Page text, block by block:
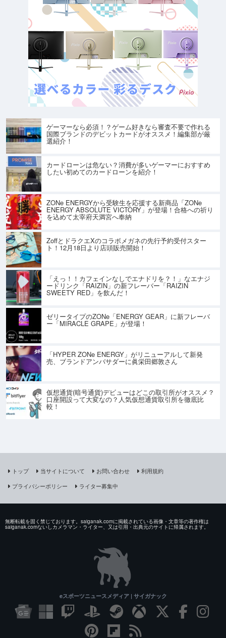
ゲーマーなら必須！？ゲーム好きなら審査不要で作れる
国際ブランドのデビットカードがオススメ！編集部が厳
選紹介！
カードローンは危ない？消費が多いゲーマーにおすすめ
したい初めてのカードローンを紹介！
ZONe ENERGYから受験生を応援する新商品「ZONe
ENERGY ABSOLUTE VICTORY」が登場！合格への祈り
を込めて太宰府天満宮へ奉納
ZoffとドラクエXのコラボメガネの先行予約受付スター
ト！12月18日より店頭販売開始！
「えっ！！カフェインなしでエナドリを？！」なエナジ
ードリンク「RAIZIN」の新フレーバー「RAIZIN
SWEETY RED」を飲んだ！
ゼリータイプのZONe「ENERGY GEAR」に新フレーバ
ー「MIRACLE GRAPE」が登場！
「HYPER ZONe ENERGY」がリニューアルして新発
売、ブランドアンバサダーに眞栄田郷敦さん
仮想通貨(暗号通貨)デビューはどこの取引所がオススメ？
口座開設って大変なの？人気仮想通貨取引所を徹底比
較！
トップ 当サイトについて お問い合わせ
利用規約
プライバシーポリシー
ライター募集中
無断転載を固く禁じております。saiganak.comに掲載されている画像・文章等の著作権は
saiganak.comないしカメラマン・ライター、又は引用・出典元のサイトに帰属されます。
eスポーツニュースメディア | サイガナック